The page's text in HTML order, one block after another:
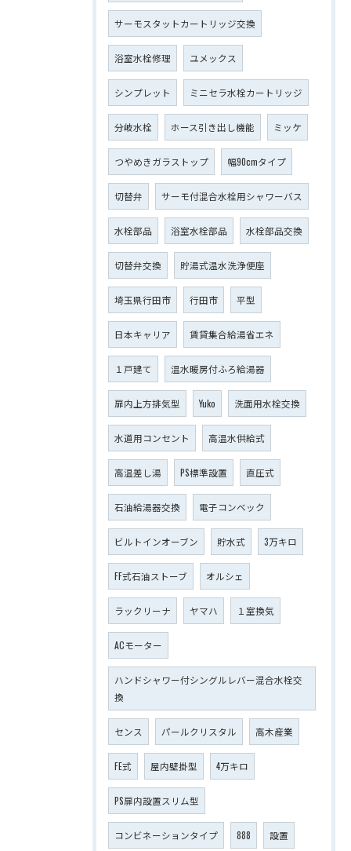
サーモスタットカートリッジ交換
浴室水栓修理 ユメックス
シンプレット ミニセラ水栓カートリッジ
分岐水栓 ホース引き出し機能 ミッケ
つやめきガラストップ 幅90cmタイプ
切替弁 サーモ付混合水栓用シャワーバス
水栓部品 浴室水栓部品 水栓部品交換
切替弁交換 貯湯式温水洗浄便座
埼玉県行田市 行田市 平型
日本キャリア 賃貸集合給湯省エネ
１戸建て 温水暖房付ふろ給湯器
扉内上方排気型 Yuko 洗面用水栓交換
水道用コンセント 高温水供給式
高温差し湯 PS標準設置 直圧式
石油給湯器交換 電子コンベック
ビルトインオーブン 貯水式 3万キロ
FF式石油ストーブ オルシェ
ラックリーナ ヤマハ １室換気
ACモーター
ハンドシャワー付シングルレバー混合水栓交
換
センス パールクリスタル 高木産業
FE式 屋内壁掛型 4万キロ
PS扉内設置スリム型
コンビネーションタイプ 888 設置